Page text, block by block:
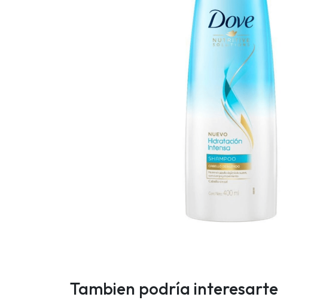
Tambien podría interesarte